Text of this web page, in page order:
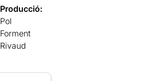
Producció:
Pol
Forment
Rivaud